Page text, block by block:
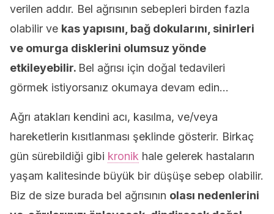
verilen addır. Bel ağrısının sebepleri birden fazla
olabilir ve kas yapısını, bağ dokularını, sinirleri
ve omurga disklerini olumsuz yönde
etkileyebilir. Bel ağrısı için doğal tedavileri
görmek istiyorsanız okumaya devam edin…
Ağrı atakları kendini acı, kasılma, ve/veya
hareketlerin kısıtlanması şeklinde gösterir. Birkaç
gün sürebildiği gibi kronik hale gelerek hastaların
yaşam kalitesinde büyük bir düşüşe sebep olabilir.
Biz de size burada bel ağrısının olası nedenlerini